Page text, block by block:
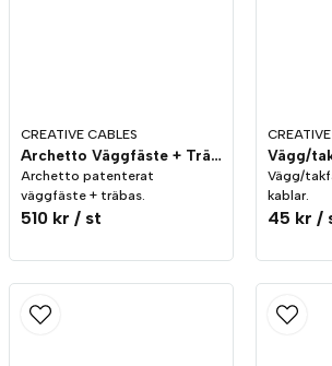
CREATIVE CABLES
Archetto Väggfäste + Träbas Vit
Archetto patenterat
väggfäste + träbas.
510 kr / st
Vägg/
Vägg/
kablar.
45 kr /